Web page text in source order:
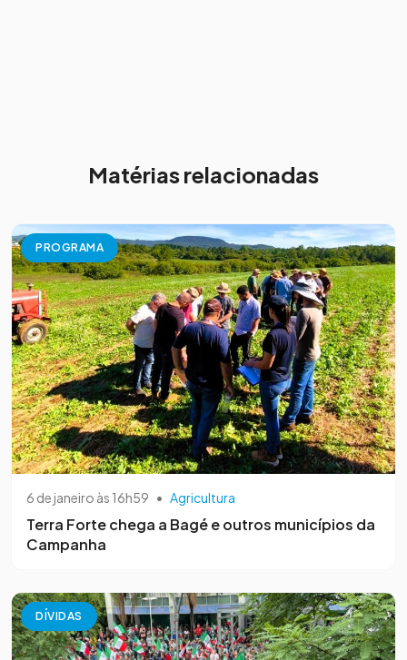
Matérias relacionadas
PROGRAMA
6 de janeiro às 16h59 • Agricultura
Terra Forte chega a Bagé e outros municípios da
Campanha
DÍVIDAS